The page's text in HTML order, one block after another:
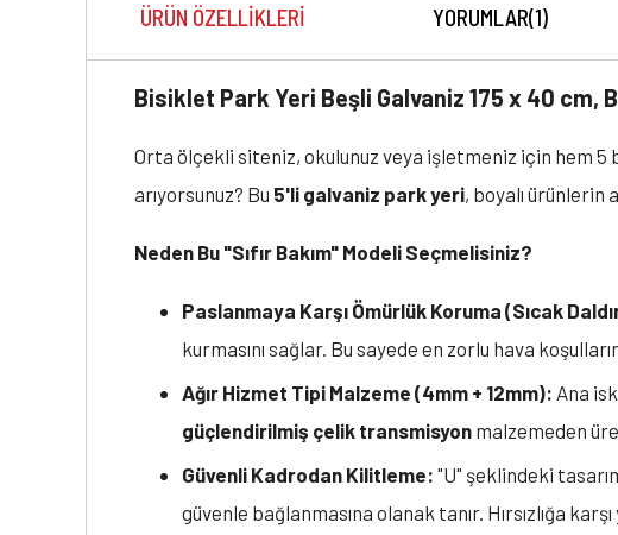
ÜRÜN ÖZELLIKLERI YORUMLAR(1)
Bisiklet Park Yeri Beşli Galvaniz 175 x 40 cm,
Orta ölçekli siteniz, okulunuz veya işletmeniz için hem
arıyorsunuz? Bu 5'li galvaniz park yeri, boyalı ürünlerin
Neden Bu "Sıfır Bakım" Modeli Seçmelisiniz?
Paslanmaya Karşı Ömürlük Koruma (Sıcak
kurmasını sağlar. Bu sayede en zorlu hava
Ağır Hizmet Tipi Malzeme (4mm + 12mm): Ana
güçlendirilmiş çelik transmisyon malzemeden
Güvenli Kadrodan Kilitleme: "U" şeklindeki
güvenle bağlanmasına olanak tanır. Hırsızlığa